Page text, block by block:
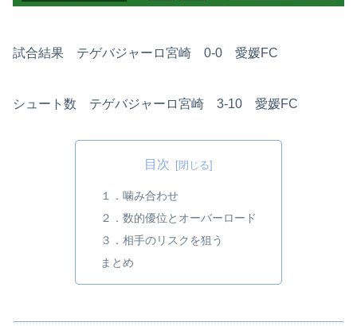
試合結果 テゲバジャーロ宮崎 0-0 愛媛FC
シュート数 テゲバジャーロ宮崎 3-10 愛媛FC
目次
１．噛み合わせ
２．数的優位とオーバーロード
３．相手のリスクを狙う
まとめ